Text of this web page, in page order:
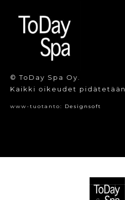
© ToDay Spa Oy.
Kaikki oikeudet pidätetään.
www-tuotanto: Designsoft